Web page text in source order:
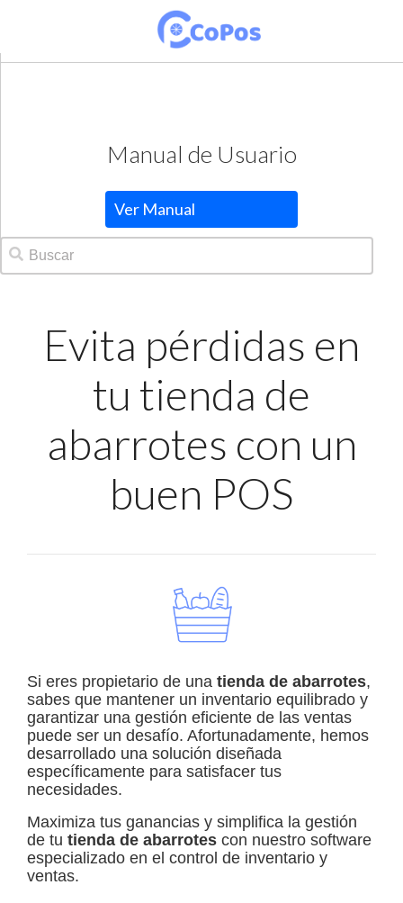
Manual de Usuario
Ver Manual
Evita pérdidas en
tu tienda de
abarrotes con un
buen POS
Si eres propietario de una tienda de abarrotes,
sabes que mantener un inventario equilibrado y
garantizar una gestión eficiente de las ventas
puede ser un desafío. Afortunadamente, hemos
desarrollado una solución diseñada
específicamente para satisfacer tus
necesidades.
Maximiza tus ganancias y simplifica la gestión
de tu tienda de abarrotes con nuestro software
especializado en el control de inventario y
ventas.